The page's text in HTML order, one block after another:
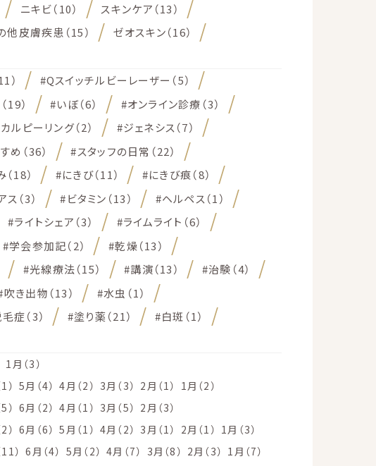
ニキビ（10）
スキンケア（13）
他皮膚疾患（15）
ゼオスキン（16）
）
#Qスイッチルビーレーザー（5）
19） #いぼ（6）
#オンライン診療（3）
ルピーリング（2）
#ジェネシス（7）
め（36）
#スタッフの日常（22）
18） #にきび（11）
#にきび痕（8）
ス（3） #ビタミン（13）
#ヘルペス（1）
#ライトシェア（3）
#ライムライト（6）
#学会参加記（2）
#乾燥（13）
#光線療法（15） #講演（13）
#治験（4）
吹き出物（13）
#水虫（1）
症（3） #塗り薬（21）
#白斑（1）
1月（3）
） 5月（4） 4月（2） 3月（3） 2月（1） 1月（2）
） 6月（2） 4月（1） 3月（5） 2月（3）
） 6月（6） 5月（1） 4月（2） 3月（1） 2月（1） 1月（3）
） 6月（4） 5月（2） 4月（7） 3月（8） 2月（3） 1月（7）